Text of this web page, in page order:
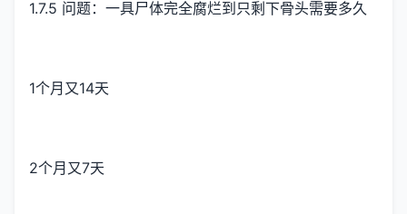
1.7.5 问题：一具尸体完全腐烂到只剩下骨头需要多久
1个月又14天
2个月又7天